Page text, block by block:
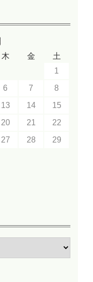
木 金
土
1
6 7
8
13 14
15
20 21
22
27 28
29